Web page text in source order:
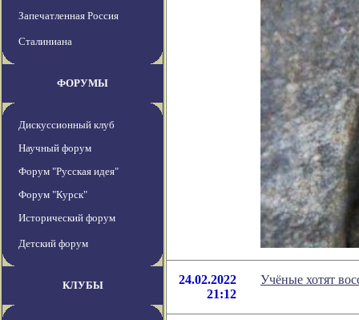
Запечатленная Россия
Сталиниана
ФОРУМЫ
Дискуссионный клуб
Научный форум
Форум "Русская идея"
Форум "Курск"
Исторический форум
Детский форум
КЛУБЫ
24.02.2022
21:12
Учёные хотят